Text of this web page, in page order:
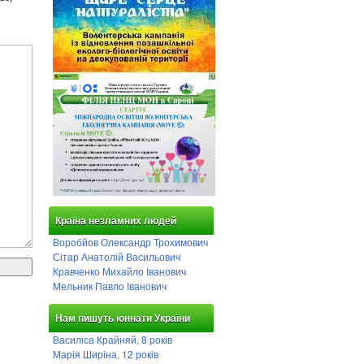
Країна незламних людей
Воробйов Олександр Трохимович
Сітар Анатолій Васильович
Кравченко Михайло Іванович
Мельник Павло Іванович
Нам пишуть юннати України
Василіса Крайняй, 8 років
Марія Ширіна, 12 років